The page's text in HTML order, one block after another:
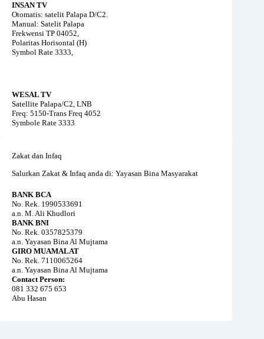
INSAN TV
Otomatis: satelit Palapa D/C2.
Manual: Satelit Palapa
Frekwensi TP 04052,
Polaritas Horisontal (H)
Symbol Rate 3333,
WESAL TV
Satellite Palapa/C2, LNB
Freq: 5150-Trans Freq 4052
Symbole Rate 3333
Zakat dan Infaq
Salurkan Zakat & Infaq anda di: Yayasan Bina Masyarakat
BANK BCA
No. Rek. 1990533691
a.n. M. Ali Khudlori
BANK BNI
No. Rek. 0357825379
a.n. Yayasan Bina Al Mujtama
GIRO MUAMALAT
No. Rek. 7110065264
a.n. Yayasan Bina Al Mujtama
Contact Person:
081 332 675 653
Abu Hasan